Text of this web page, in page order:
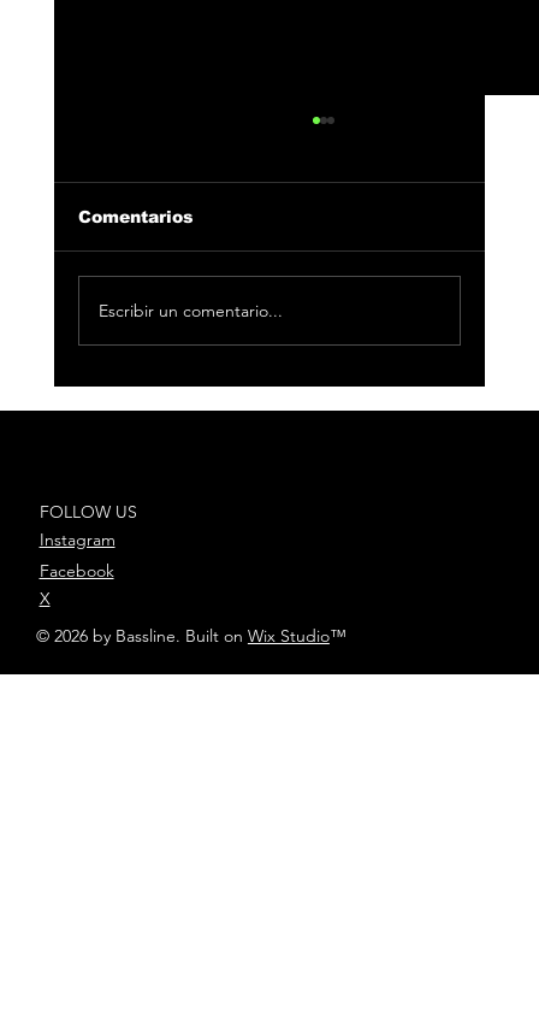
Comentarios
Escribir un comentario...
FOLLOW US
Instagram
Facebook
X
© 2026 by Bassline. Built on Wix Studio™